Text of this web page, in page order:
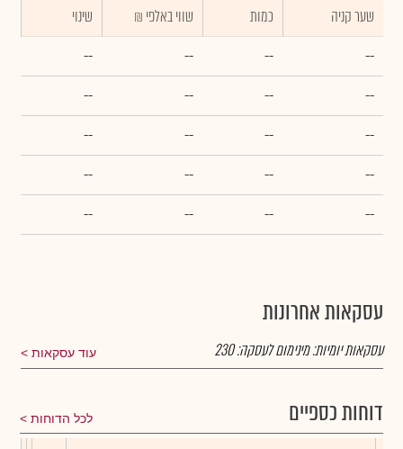
שער קניה כמות ₪ שווי באלפי
שינוי
--
--
--
--
--
--
--
--
--
--
--
--
--
--
--
--
--
--
--
--
עסקאות אחרונות
עוד עסקאות עסקאות יומיות:מינימום לעסקה:230
דוחות כספיים לכל הדוחות